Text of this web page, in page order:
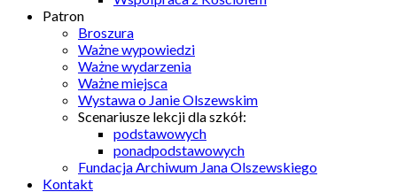
Patron
Broszura
Ważne wypowiedzi
Ważne wydarzenia
Ważne miejsca
Wystawa o Janie Olszewskim
Scenariusze lekcji dla szkół:
podstawowych
ponadpodstawowych
Fundacja Archiwum Jana Olszewskiego
Kontakt